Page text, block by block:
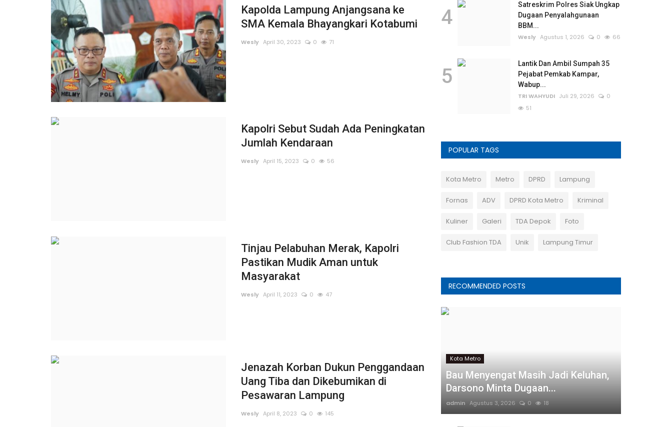
Kapolda Lampung Anjangsana ke
SMA Kemala Bhayangkari Kotabumi
Wesly April 30, 2023 0 71
Kapolri Sebut Sudah Ada Peningkatan
Jumlah Kendaraan
Wesly April 15, 2023 0 56
Tinjau Pelabuhan Merak, Kapolri
Pastikan Mudik Aman untuk
Masyarakat
Wesly April 11, 2023 0 47
Jenazah Korban Dukun Penggandaan
Uang Tiba dan Dikebumikan di
Pesawaran Lampung
Wesly April 8, 2023 0 145
4
Satreskrim Polres Siak Ungkap
Dugaan Penyalahgunaan
BBM...
Wesly Agustus 1, 2026 0 66
5
Lantik Dan Ambil Sumpah 35
Pejabat Pemkab Kampar,
Wabup...
TRI WAHYUDI Juli 29, 2026
0
51
POPULAR TAGS
Kota Metro Metro DPRD Lampung
Fornas ADV DPRD Kota Metro Kriminal
Kuliner Galeri TDA Depok Foto
Club Fashion TDA Unik Lampung Timur
RECOMMENDED POSTS
Kota Metro
Bau Menyengat Masih Jadi Keluhan,
Darsono Minta Dugaan...
admin Agustus 3, 2026 0 18